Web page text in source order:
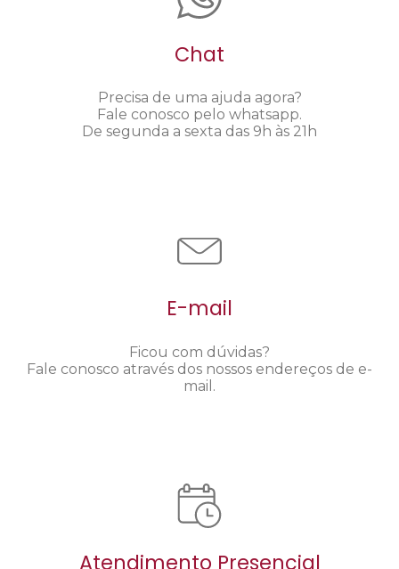
Chat
Precisa de uma ajuda agora?
Fale conosco pelo whatsapp.
De segunda a sexta das 9h às 21h
E-mail
Ficou com dúvidas?
Fale conosco através dos nossos endereços de e-
mail.
Atendimento Presencial